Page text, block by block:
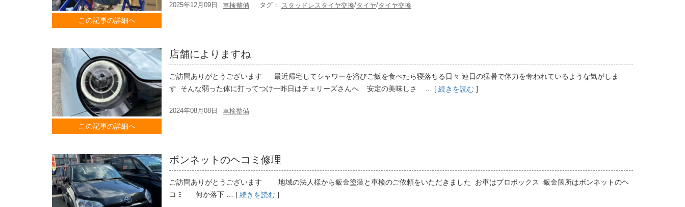
2025年12月09日 車検整備 タグ： スタッドレスタイヤ交換/タイヤ/タイヤ交換
この記事の詳細へ
店舗によりますね
ご訪問ありがとうございます 最近帰宅してシャワーを浴びご飯を食べたら寝落ちる日々 連日の猛暑で体力を奪われているような気がしま
す そんな弱った体に打ってつけ一昨日はチェリーズさんへ 安定の美味しさ … [ 続きを読む ]
2024年08月08日 車検整備
この記事の詳細へ
ボンネットのヘコミ修理
ご訪問ありがとうございます 地域の法人様から鈑金塗装と車検のご依頼をいただきました お車はプロボックス 鈑金箇所はボンネットのヘ
コミ 何か落下 … [ 続きを読む ]